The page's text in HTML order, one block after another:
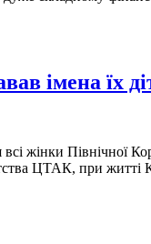
імена їх
жінки Північної
ЦТАК, при